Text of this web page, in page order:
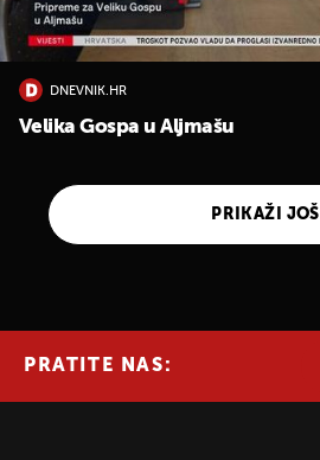
DNEVNIK.HR
Velika Gospa u Aljmašu
PRIKAŽI JOŠ
PRATITE NAS: